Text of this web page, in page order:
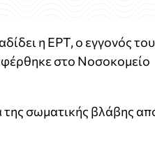
η ΕΡΤ, ο εγγονός
στο Νοσοκομείο
σωματικής βλάβης